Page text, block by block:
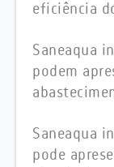
eficiência
Saneaqua
podem
Saneaqua
pode